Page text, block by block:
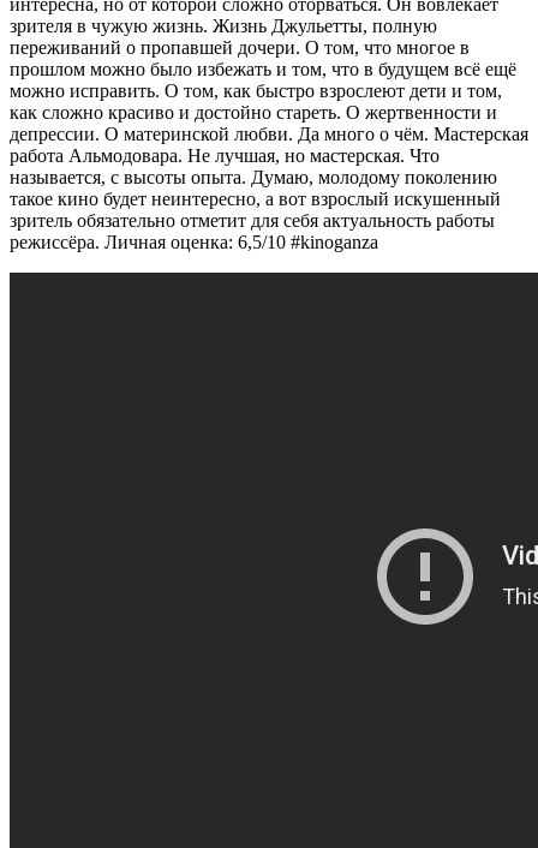
зрителя в чужую жизнь. Жизнь Джульетты, полную
переживаний о пропавшей дочери. О том, что многое в
прошлом можно было избежать и том, что в будущем всё ещё
можно исправить. О том, как быстро взрослеют дети и том,
как сложно красиво и достойно стареть. О жертвенности и
депрессии. О материнской любви. Да много о чём. Мастерская
работа Альмодовара. Не лучшая, но мастерская. Что
называется, с высоты опыта. Думаю, молодому поколению
такое кино будет неинтересно, а вот взрослый искушенный
зритель обязательно отметит для себя актуальность работы
режиссёра. Личная оценка: 6,5/10 #kinoganza